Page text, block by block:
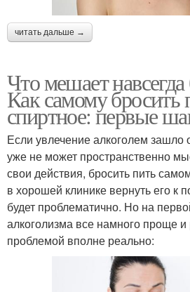
читать дальше →
Что мешает
Как самому бросить
спиртное: первые
Если увлечение алкоголем зашло
уже не может пространственно
свои действия, бросить пить
в хорошей клинике вернуть его к
будет проблематично. Но на
алкоголизма все намного проще и
проблемой вполне реально: